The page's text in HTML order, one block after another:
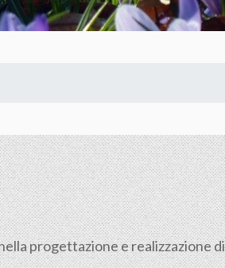
progettazione e realizzazione